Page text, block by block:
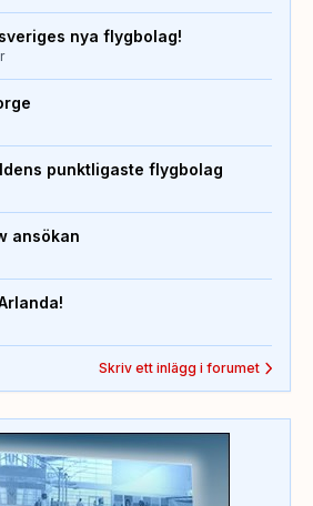
nya flygbolag!
punktligaste flygbolag
ansökan
Skriv ett inlägg i forumet